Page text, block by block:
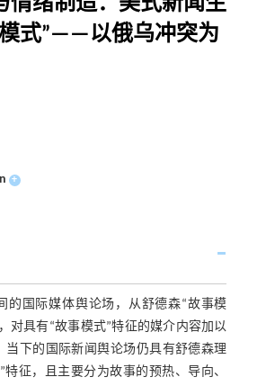
式”——以俄乌冲突为
+
的国际媒体舆论场，从舒德森“故事模
对具有“故事模式”特征的媒介内容加以
当下的国际新闻舆论场仍具有舒德森理
特征，且主要分为故事的预热、导向、